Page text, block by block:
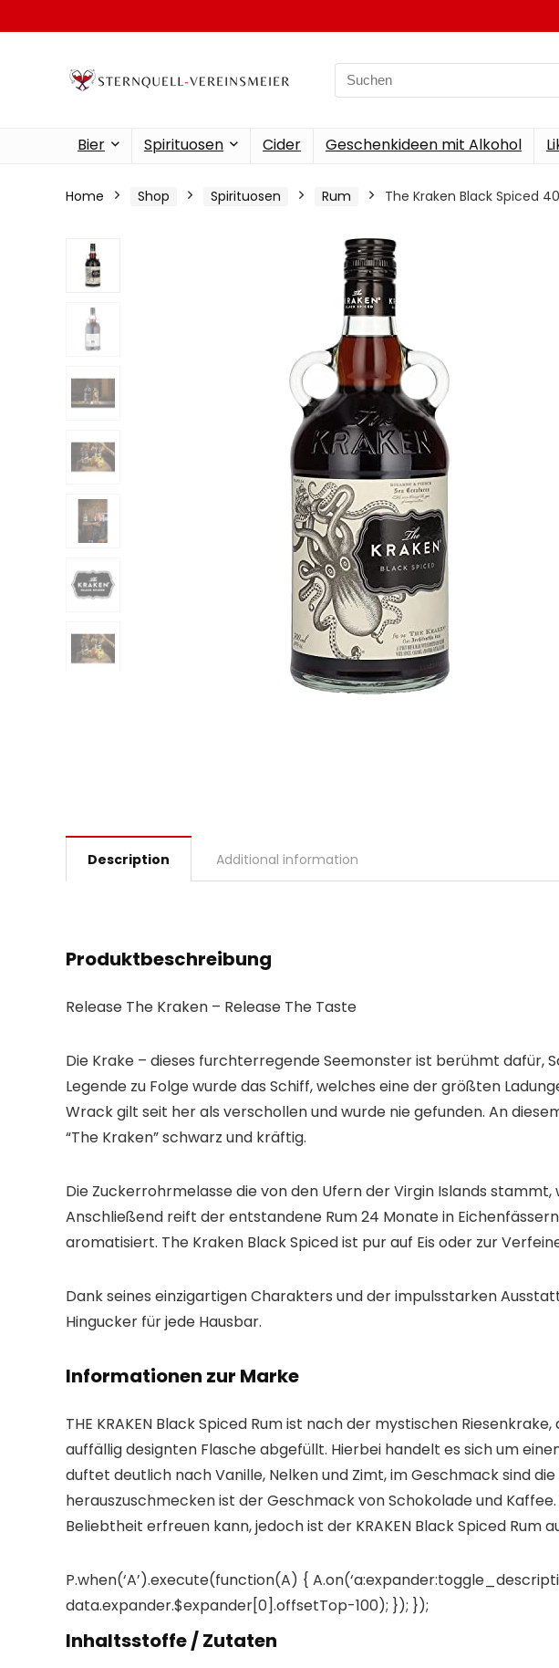
Search
for:
Bier Spirituosen Cider Geschenkideen mit Alkohol
Home Shop Spirituosen Rum The Kraken Black Spiced
Description Additional information
Produktbeschreibung
Release The Kraken – Release The Taste
Die Krake – dieses furchterregende Seemonster ist berühmt dafür,
Legende zu Folge wurde das Schiff, welches eine der größten
Wrack gilt seit her als verschollen und wurde nie gefunden. An
“The Kraken” schwarz und kräftig.
Die Zuckerrohrmelasse die von den Ufern der Virgin Islands
Anschließend reift der entstandene Rum 24 Monate in
aromatisiert. The Kraken Black Spiced ist pur auf Eis oder zur
Dank seines einzigartigen Charakters und der impulsstarken
Hingucker für jede Hausbar.
Informationen zur Marke
THE KRAKEN Black Spiced Rum ist nach der mystischen
auffällig designten Flasche abgefüllt. Hierbei handelt es sich um
duftet deutlich nach Vanille, Nelken und Zimt, im Geschmack sind
herauszuschmecken ist der Geschmack von Schokolade und
Beliebtheit erfreuen kann, jedoch ist der KRAKEN Black Spiced Rum
P.when(‘A’).execute(function(A) {
data.expander.$expander[0].offsetTop-100); }); });
Inhaltsstoffe / Zutaten